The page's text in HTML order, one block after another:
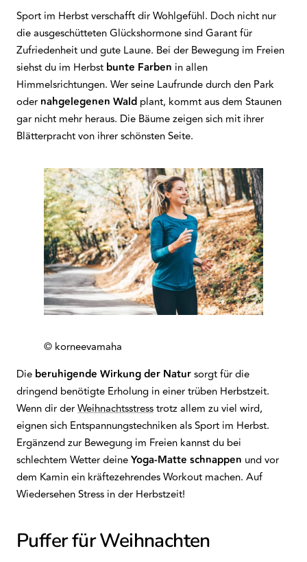
Sport im Herbst verschafft dir Wohlgefühl. Doch nicht nur
die ausgeschütteten Glückshormone sind Garant für
Zufriedenheit und gute Laune. Bei der Bewegung im Freien
siehst du im Herbst bunte Farben in allen
Himmelsrichtungen. Wer seine Laufrunde durch den Park
oder nahgelegenen Wald plant, kommt aus dem Staunen
gar nicht mehr heraus. Die Bäume zeigen sich mit ihrer
Blätterpracht von ihrer schönsten Seite.
© korneevamaha
Die beruhigende Wirkung der Natursorgt für die
dringend benötigte Erholung in einer trüben Herbstzeit.
Wenn dir derWeihnachtsstresstrotz allem zu viel wird,
eignen sich Entspannungstechniken als Sport im Herbst.
Ergänzend zur Bewegung im Freien kannst du bei
schlechtem Wetter deineYoga-Matte schnappen und vor
dem Kamin ein kräftezehrendes Workout machen. Auf
Wiedersehen Stress in der Herbstzeit!
Puffer für Weihnachten